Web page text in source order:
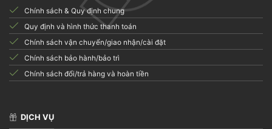
Chính sách & Quy định chung
Quy định và hình thức thanh toán
Chính sách vận chuyển/giao nhận/cài đặt
Chính sách bảo hành/bảo trì
Chính sách đổi/trả hàng và hoàn tiền
DỊCH VỤ